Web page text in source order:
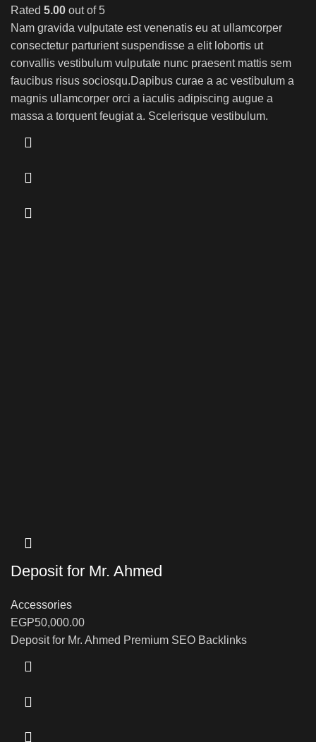
Rated 5.00 out of 5
Nam gravida vulputate est venenatis eu at ullamcorper
consectetur parturient suspendisse a elit lobortis ut
convallis vestibulum vulputate nunc praesent mattis sem
faucibus risus sociosqu.Dapibus curae a ac vestibulum a
magnis ullamcorper orci a iaculis adipiscing augue a
massa a torquent feugiat a. Scelerisque vestibulum.
Deposit for Mr. Ahmed
Accessories
EGP50,000.00
Deposit for Mr. Ahmed Premium SEO Backlinks